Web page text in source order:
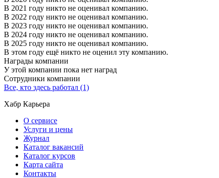
В 2021 году никто не оценивал компанию.
В 2022 году никто не оценивал компанию.
В 2023 году никто не оценивал компанию.
В 2024 году никто не оценивал компанию.
В 2025 году никто не оценивал компанию.
В этом году ещё никто не оценил эту компанию.
Награды компании
У этой компании пока нет наград
Сотрудники компании
Все, кто здесь работал (1)
Хабр Карьера
О сервисе
Услуги и цены
Журнал
Каталог вакансий
Каталог курсов
Карта сайта
Контакты